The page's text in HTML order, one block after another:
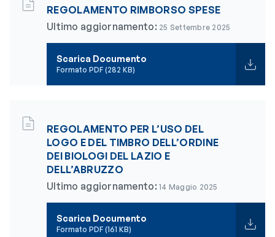
REGOLAMENTO RIMBORSO SPESE
Ultimo aggiornamento: 25 Settembre 2025
Scarica Documento
Formato PDF (282 KB)
REGOLAMENTO PER L’USO DEL
LOGO E DEL TIMBRO DELL’ORDINE
DEI BIOLOGI DEL LAZIO E
DELL’ABRUZZO
Ultimo aggiornamento:14 Maggio 2025
Scarica Documento
Formato PDF (161 KB)